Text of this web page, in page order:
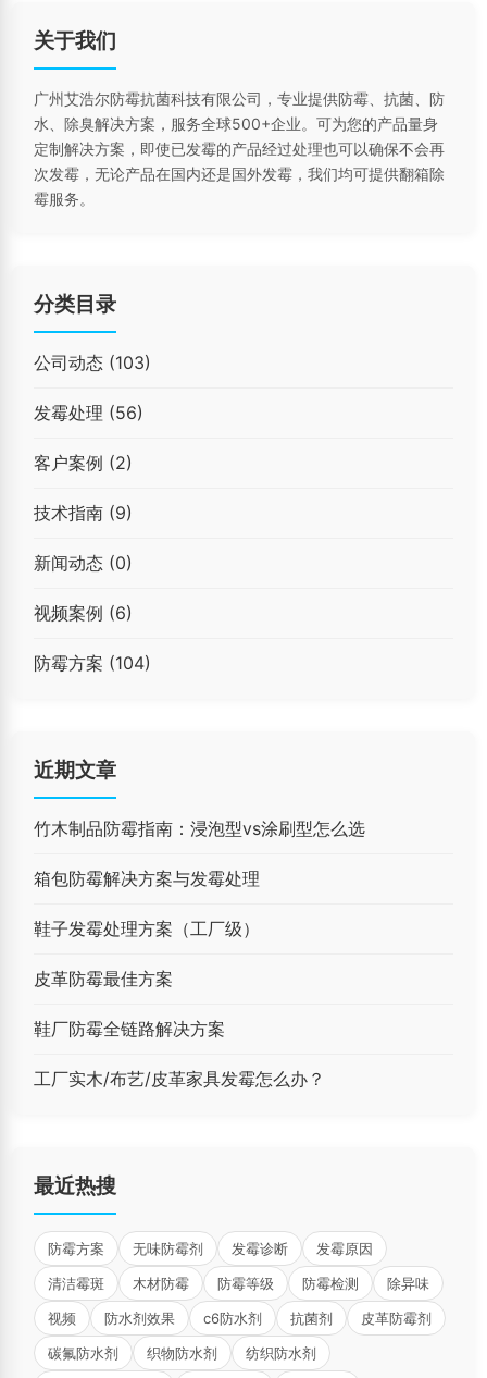
关于我们
广州艾浩尔防霉抗菌科技有限公司，专业提供防霉、抗菌、防
水、除臭解决方案，服务全球500+企业。可为您的产品量身
定制解决方案，即使已发霉的产品经过处理也可以确保不会再
次发霉，无论产品在国内还是国外发霉，我们均可提供翻箱除
霉服务。
分类目录
公司动态 (103)
发霉处理 (56)
客户案例 (2)
技术指南 (9)
新闻动态 (0)
视频案例 (6)
防霉方案 (104)
近期文章
竹木制品防霉指南：浸泡型vs涂刷型怎么选
箱包防霉解决方案与发霉处理
鞋子发霉处理方案（工厂级）
皮革防霉最佳方案
鞋厂防霉全链路解决方案
工厂实木/布艺/皮革家具发霉怎么办？
最近热搜
防霉方案 无味防霉剂 发霉诊断
发霉原因
清洁霉斑
木材防霉 防霉等级 防霉检测
除异味
视频
防水剂效果 c6防水剂 抗菌剂
皮革防霉剂
碳氟防水剂
织物防水剂
纺织防水剂